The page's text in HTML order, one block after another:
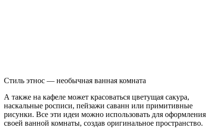
Стиль этнос — необычная ванная комната
А также на кафеле может красоваться цветущая сакура,
наскальные росписи, пейзажи саванн или примитивные
рисунки. Все эти идеи можно использовать для оформления
своей ванной комнаты, создав оригинальное пространство.